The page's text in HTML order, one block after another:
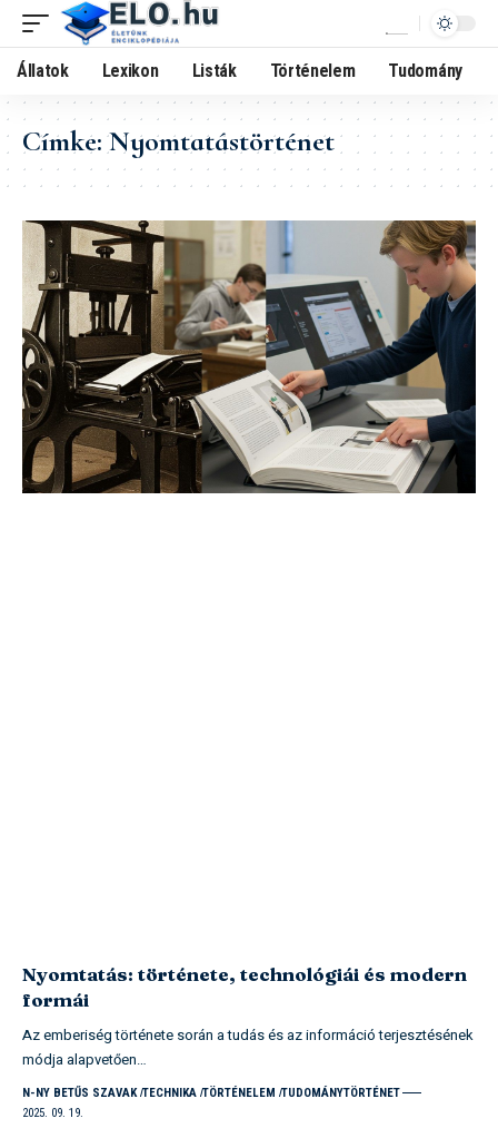
Állatok Lexikon Listák Történelem Tudomány
Címke:Nyomtatástörténet
Nyomtatás: története, technológiái és modern
formái
Az emberiség története során a tudás és az információ terjesztésének
módja alapvetően…
N-NY BETŰS SZAVAK TECHNIKA TÖRTÉNELEM TUDOMÁNYTÖRTÉNET
2025. 09. 19.